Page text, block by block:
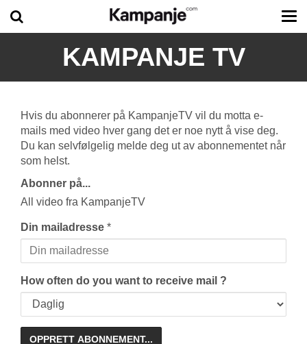
KAMPANJE TV
Hvis du abonnerer på KampanjeTV vil du motta e-
mails med video hver gang det er noe nytt å vise deg.
Du kan selvfølgelig melde deg ut av abonnementet når
som helst.
Abonner på...
All video fra KampanjeTV
Din mailadresse *
How often do you want to receive mail ?